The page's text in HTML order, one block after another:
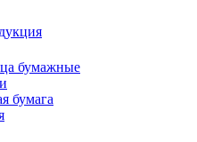
бумажные
бумага